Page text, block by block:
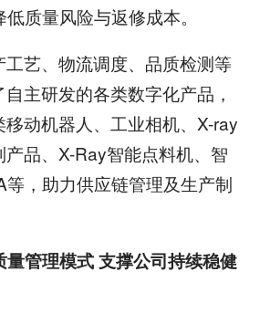
质量风险与返修成本。
艺、物流调度、品质检测等
主研发的各类数字化产品，
动机器人、工业相机、X-ray
品、X-Ray智能点料机、智
，助力供应链管理及生产制
量管理模式 支撑公司持续稳健